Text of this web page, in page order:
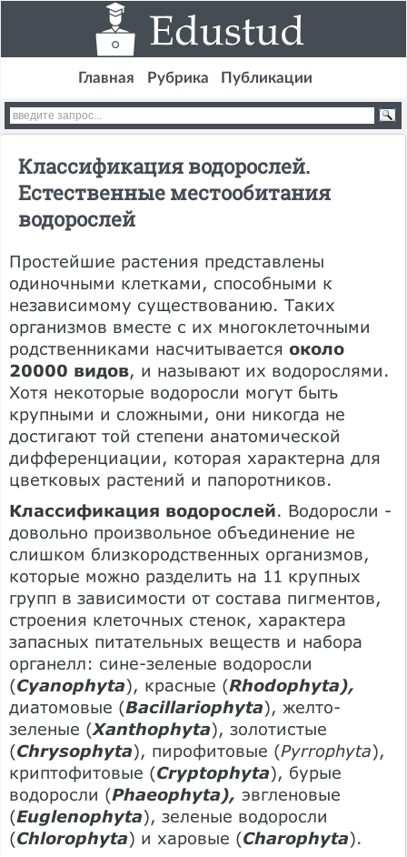
Главная Рубрика Публикации
Классификация водорослей.
Естественные местообитания
водорослей
Простейшие растения представлены
одиночными клетками, способными к
независимому существованию. Таких
организмов вместе с их многоклеточными
родственниками насчитывается около
20000 видов, и называют их водорослями.
Хотя некоторые водоросли могут быть
крупными и сложными, они никогда не
достигают той степени анатомической
дифференциации, которая характерна для
цветковых растений и папоротников.
Классификация водорослей. Водоросли -
довольно произвольное объединение не
слишком близкородственных организмов,
которые можно разделить на 11 крупных
групп в зависимости от состава пигментов,
строения клеточных стенок, характера
запасных питательных веществ и набора
органелл: сине-зеленые водоросли
(Суanophyta), красные (Rhodophyta),
диатомовые (Bacillariophyta), желто-
зеленые (Xanthophyta), золотистые
(Chrysophyta), пирофитовые (Pyrrophyta),
криптофитовые (Cryptophyta), бурые
водоросли (Phaeophyta), эвгленовые
(Euglenophyta), зеленые водоросли
(Chlorophyta) и харовые (Charophyta).